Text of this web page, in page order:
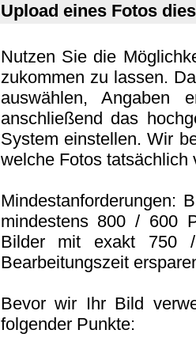
Upload eines Fotos
Nutzen Sie die
zukommen zu lassen.
auswählen, Angaben
anschließend das
System einstellen. Wir
welche Fotos tatsächlich
Mindestanforderungen:
mindestens 800 / 600
Bilder mit exakt 750
Bearbeitungszeit
Bevor wir Ihr Bild
folgender Punkte: